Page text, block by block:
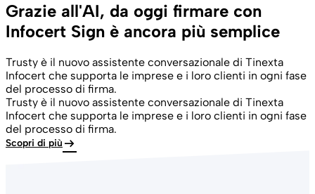
Grazie all'AI, da oggi firmare con
Infocert Sign è ancora più semplice
Trusty è il nuovo assistente conversazionale di Tinexta
Infocert che supporta le imprese e i loro clienti in ogni fase
del processo di firma.
Trusty è il nuovo assistente conversazionale di Tinexta
Infocert che supporta le imprese e i loro clienti in ogni fase
del processo di firma.
Scopri di più arrow_right_alt